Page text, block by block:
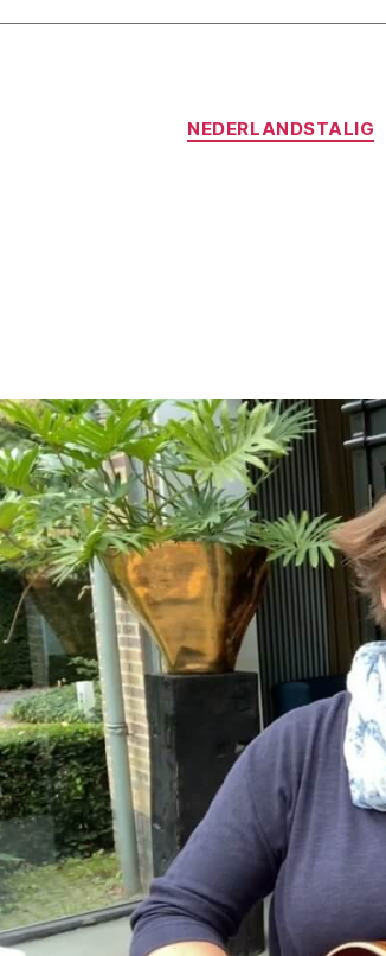
NEDERLANDSTALIG